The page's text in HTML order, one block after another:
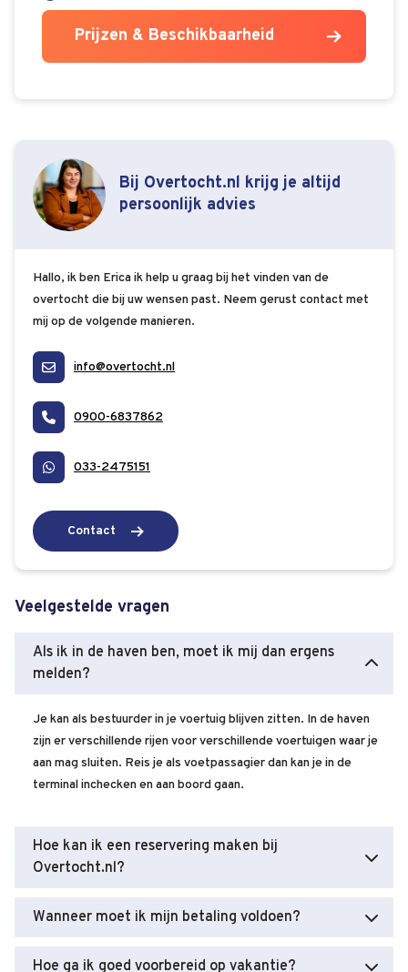
Prijzen & Beschikbaarheid
Bij Overtocht.nl krijg je altijd
persoonlijk advies
Hallo, ik ben Erica ik help u graag bij het vinden van de
overtocht die bij uw wensen past. Neem gerust contact met
mij op de volgende manieren.
info@overtocht.nl
0900-6837862
033-2475151
Contact
Veelgestelde vragen
Als ik in de haven ben, moet ik mij dan ergens
melden?
Je kan als bestuurder in je voertuig blijven zitten. In de haven
zijn er verschillende rijen voor verschillende voertuigen waar je
aan mag sluiten. Reis je als voetpassagier dan kan je in de
terminal inchecken en aan boord gaan.
Hoe kan ik een reservering maken bij
Overtocht.nl?
Wanneer moet ik mijn betaling voldoen?
Hoe ga ik goed voorbereid op vakantie?